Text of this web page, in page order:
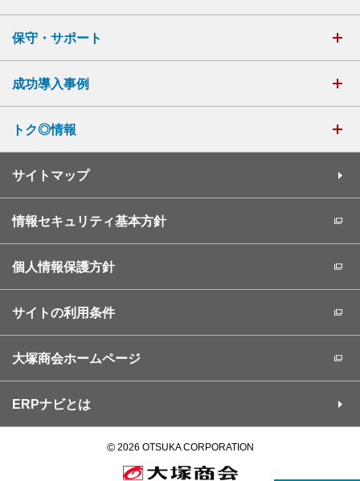
保守・サポート
成功導入事例
トク◎情報
サイトマップ
情報セキュリティ基本方針
個人情報保護方針
サイトの利用条件
大塚商会ホームページ
ERPナビとは
©2026 OTSUKA CORPORATION